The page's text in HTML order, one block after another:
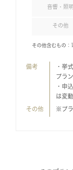
音響・照明
その他
その他含むもの：
備考
・挙
プラ
・申
は変
その他 ※プラ